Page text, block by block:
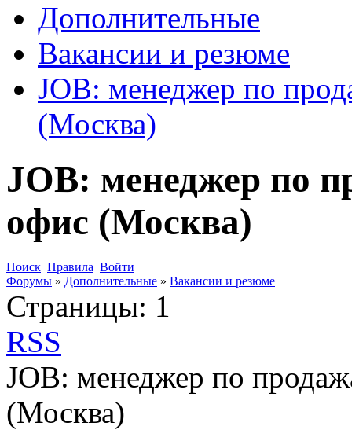
Дополнительные
Вакансии и резюме
JOB: менеджер по
(Москва)
JOB: менеджер по
офис (Москва)
Поиск Правила Войти
Форумы » Дополнительные » Вакансии и резюме
Страницы: 1
RSS
JOB: менеджер по
(Москва)